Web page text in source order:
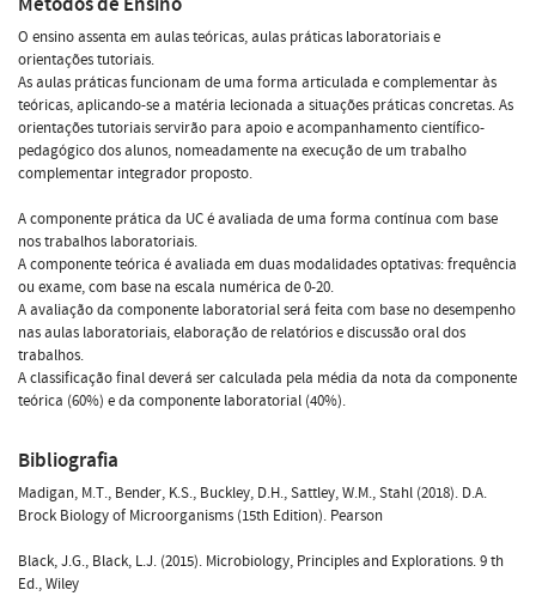
O ensino assenta em aulas teóricas, aulas práticas laboratoriais e
orientações tutoriais.
As aulas práticas funcionam de uma forma articulada e complementar às
teóricas, aplicando-se a matéria lecionada a situações práticas concretas. As
orientações tutoriais servirão para apoio e acompanhamento científico-
pedagógico dos alunos, nomeadamente na execução de um trabalho
complementar integrador proposto.
A componente prática da UC é avaliada de uma forma contínua com base
nos trabalhos laboratoriais.
A componente teórica é avaliada em duas modalidades optativas: frequência
ou exame, com base na escala numérica de 0-20.
A avaliação da componente laboratorial será feita com base no desempenho
nas aulas laboratoriais, elaboração de relatórios e discussão oral dos
trabalhos.
A classificação final deverá ser calculada pela média da nota da componente
teórica (60%) e da componente laboratorial (40%).
Bibliografia
Madigan, M.T., Bender, K.S., Buckley, D.H., Sattley, W.M., Stahl (2018). D.A.
Brock Biology of Microorganisms (15th Edition). Pearson
Black, J.G., Black, L.J. (2015). Microbiology, Principles and Explorations. 9 th
Ed., Wiley